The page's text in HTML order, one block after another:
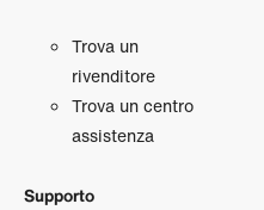
Trova un
rivenditore
Trova un centro
assistenza
Supporto